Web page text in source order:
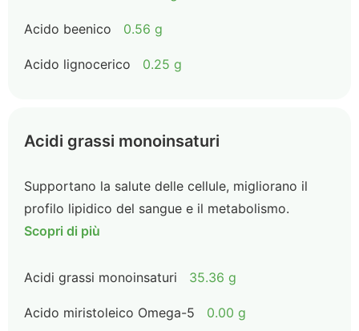
Acido beenico 0.56 g
Acido lignocerico 0.25 g
Acidi grassi monoinsaturi
Supportano la salute delle cellule, migliorano il
profilo lipidico del sangue e il metabolismo.
Scopri di più
Acidi grassi monoinsaturi 35.36 g
Acido miristoleico Omega-5 0.00 g